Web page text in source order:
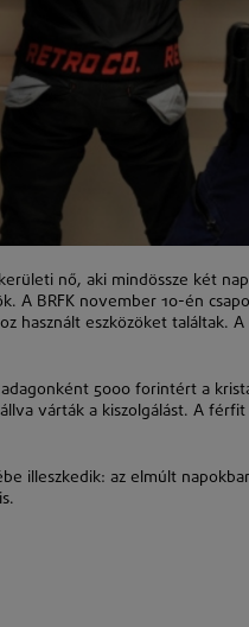
nő, aki mindössze két
A BRFK november 10-én
használt eszközöket találtak.
5000 forintért a
várták a kiszolgálást. A
illeszkedik: az elmúlt